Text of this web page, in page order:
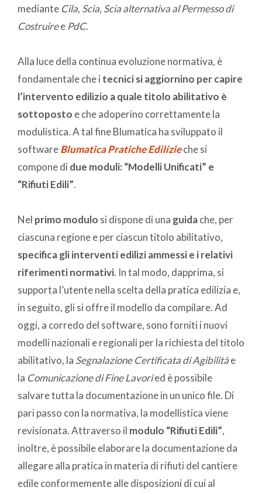
mediante Cila, Scia, Sciaalternativa al Permesso di
CostruireePdC.
Alla luce della continua evoluzione normativa, è
fondamentale che i tecnici si aggiornino per capire
l’intervento edilizio a quale titolo abilitativo è
sottoposto e che adoperino correttamente la
modulistica. A tal fine Blumatica ha sviluppato il
softwareBlumatica Pratiche Edilizieche si
compone di due moduli: “Modelli Unificati” e
“Rifiuti Edili”.
Nel primo modulo si dispone di una guidache, per
ciascuna regione e per ciascun titolo abilitativo,
specifica gli interventi edilizi ammessi e i relativi
riferimenti normativi. In tal modo, dapprima, si
supporta l’utente nella scelta della pratica edilizia e,
in seguito, gli si offre il modello da compilare. Ad
oggi, a corredo del software, sono forniti i nuovi
modelli nazionali e regionali per la richiesta del titolo
abilitativo, la Segnalazione Certificata di Agibilitàe
la Comunicazione di Fine Lavoried è possibile
salvare tutta la documentazione in un unico file. Di
pari passo con la normativa, la modellistica viene
revisionata. Attraverso il modulo “Rifiuti Edili”,
inoltre, è possibile elaborare la documentazione da
allegare alla pratica in materia di rifiuti del cantiere
edile conformemente alle disposizioni di cui al